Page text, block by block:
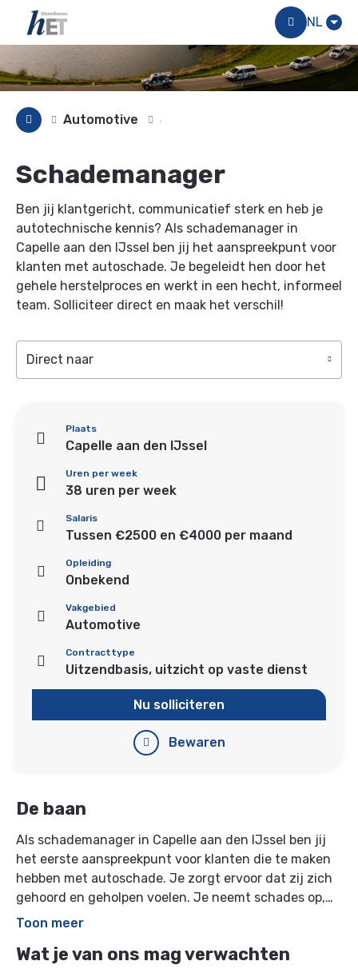
Menu
NL
Automotive
Schademanager
Ben jij klantgericht, communicatief sterk en heb je
autotechnische kennis? Als schademanager in
Capelle aan den IJssel ben jij het aanspreekpunt voor
klanten met autoschade. Je begeleidt hen door het
gehele herstelproces en werkt in een hecht, informeel
team. Solliciteer direct en maak het verschil!
Direct naar
Plaats
Capelle aan den IJssel
Uren per week
38 uren per week
Salaris
Tussen €2500 en €4000 per maand
Opleiding
Onbekend
Vakgebied
Automotive
Contracttype
Uitzendbasis, uitzicht op vaste dienst
Nu solliciteren
Bewaren
De baan
Als schademanager in Capelle aan den IJssel ben jij
het eerste aanspreekpunt voor klanten die te maken
hebben met autoschade. Je zorgt ervoor dat zij zich
gehoord en geholpen voelen. Je neemt schades op,
plant herstelafspraken in, bestelt onderdelen en
Daarbij onderhoud je nauw contact met
Toon meer
Wat je van ons mag verwachten